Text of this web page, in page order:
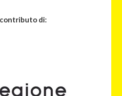
di: